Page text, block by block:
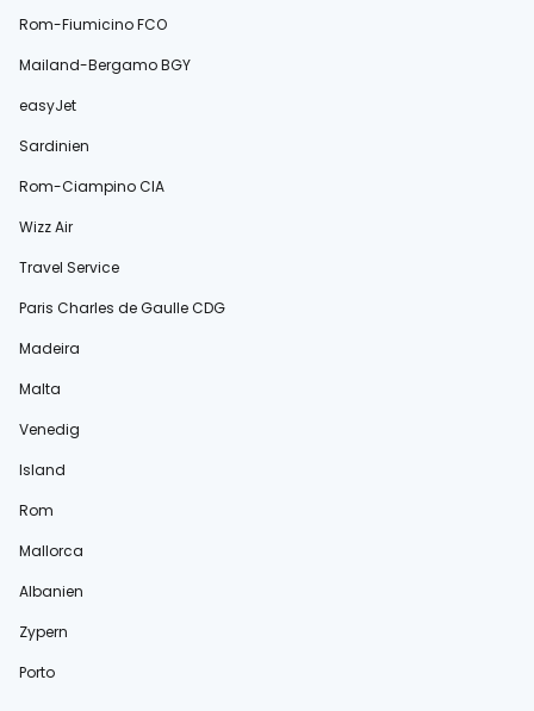
Rom-Fiumicino FCO
Mailand-Bergamo BGY
easyJet
Sardinien
Rom-Ciampino CIA
Wizz Air
Travel Service
Paris Charles de Gaulle CDG
Madeira
Malta
Venedig
Island
Rom
Mallorca
Albanien
Zypern
Porto